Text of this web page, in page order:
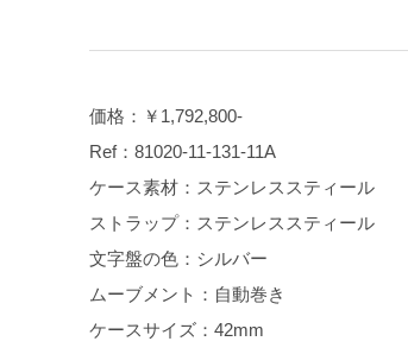
価格：￥1,792,800-
Ref：81020-11-131-11A
ケース素材：ステンレススティール
ストラップ：ステンレススティール
文字盤の色：シルバー
ムーブメント：自動巻き
ケースサイズ：42mm